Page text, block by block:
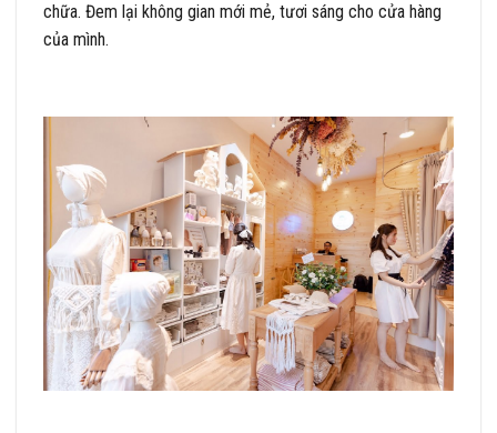
chữa. Đem lại không gian mới mẻ, tươi sáng cho cửa hàng
của mình.